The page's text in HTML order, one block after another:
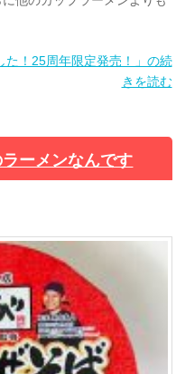
た！25周年限定発売！」の続
きを読む
ーメンなんです